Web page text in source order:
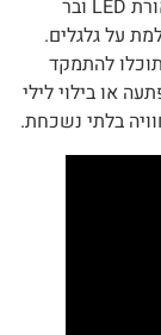
הלימוזינה מצוידת במערכת סאונד איכותית, תאורת LED ובר
על גלגלים.
להתמקד
או בילוי לילי
בלתי נשכחת.